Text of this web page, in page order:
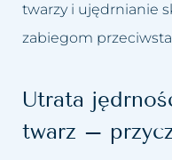
Opadnięte
Plamy starcze
Likwidacja
twarzy i ujędrnianie
zabiegom
Utrata
twarz –